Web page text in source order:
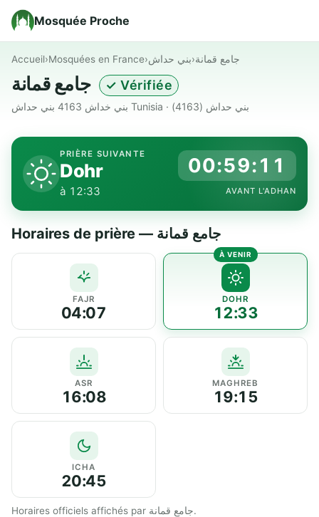
Mosquée Proche
Accueil›Mosquées en France›بني حداش›جامع قمانة
جامع قمانة ✓ Vérifiée
بني خداش 4163 بني حداش Tunisia · بني حداش (4163)
PRIÈRE SUIVANTE
Dohr
à 12:33
00:59:11
AVANT L'ADHAN
Horaires de prière — جامع قمانة
FAJR
04:07
DOHR
12:33
ASR
16:08
MAGHREB
19:15
ICHA
20:45
Horaires officiels affichés par جامع قمانة.